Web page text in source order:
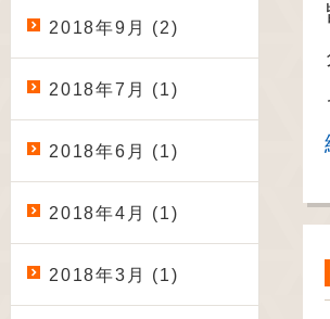
2018年9月 (2)
2018年7月 (1)
2018年6月 (1)
2018年4月 (1)
2018年3月 (1)